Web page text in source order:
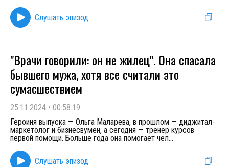
Слушать эпизод
"Врачи говорили: он не жилец". Она спасала
бывшего мужа, хотя все считали это
сумасшествием
25.11.2024 • 00:58:19
Героиня выпуска — Ольга Маларева, в прошлом — диджитал-
маркетолог и бизнесвумен, а сегодня — тренер курсов
первой помощи. Больше года она помогает чел...
Слушать эпизод